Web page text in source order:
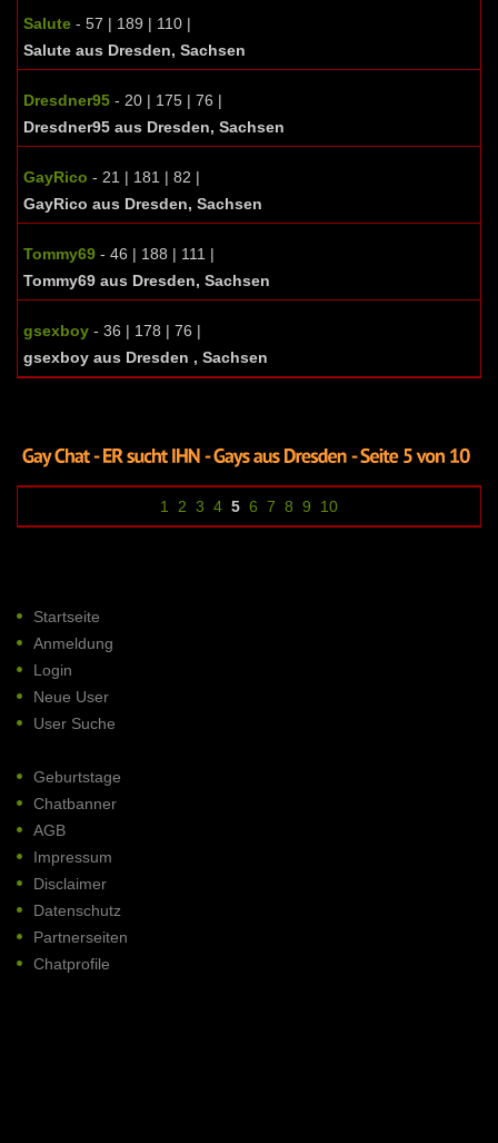
Salute - 57 | 189 | 110 |
Salute aus Dresden, Sachsen
Dresdner95 - 20 | 175 | 76 |
Dresdner95 aus Dresden, Sachsen
GayRico - 21 | 181 | 82 |
GayRico aus Dresden, Sachsen
Tommy69 - 46 | 188 | 111 |
Tommy69 aus Dresden, Sachsen
gsexboy - 36 | 178 | 76 |
gsexboy aus Dresden , Sachsen
1 2 3 4 5 6 7 8 9 10
Startseite
Anmeldung
Login
Neue User
User Suche
Geburtstage
Chatbanner
AGB
Impressum
Disclaimer
Datenschutz
Partnerseiten
Chatprofile